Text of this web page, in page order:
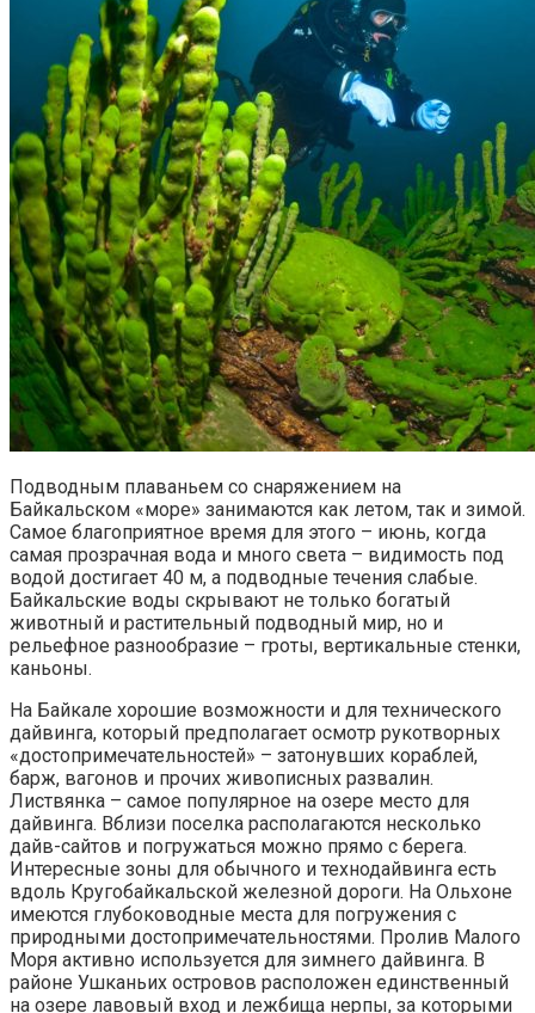
Подводным плаваньем со снаряжением на
Байкальском «море» занимаются как летом, так и зимой.
Самое благоприятное время для этого – июнь, когда
самая прозрачная вода и много света – видимость под
водой достигает 40 м, а подводные течения слабые.
Байкальские воды скрывают не только богатый
животный и растительный подводный мир, но и
рельефное разнообразие – гроты, вертикальные стенки,
каньоны.
На Байкале хорошие возможности и для технического
дайвинга, который предполагает осмотр рукотворных
«достопримечательностей» – затонувших кораблей,
барж, вагонов и прочих живописных развалин.
Листвянка – самое популярное на озере место для
дайвинга. Вблизи поселка располагаются несколько
дайв-сайтов и погружаться можно прямо с берега.
Интересные зоны для обычного и технодайвинга есть
вдоль Кругобайкальской железной дороги. На Ольхоне
имеются глубоководные места для погружения с
природными достопримечательностями. Пролив Малого
Моря активно используется для зимнего дайвинга. В
районе Ушканьих островов расположен единственный
на озере лавовый вход и лежбища нерпы, за которыми